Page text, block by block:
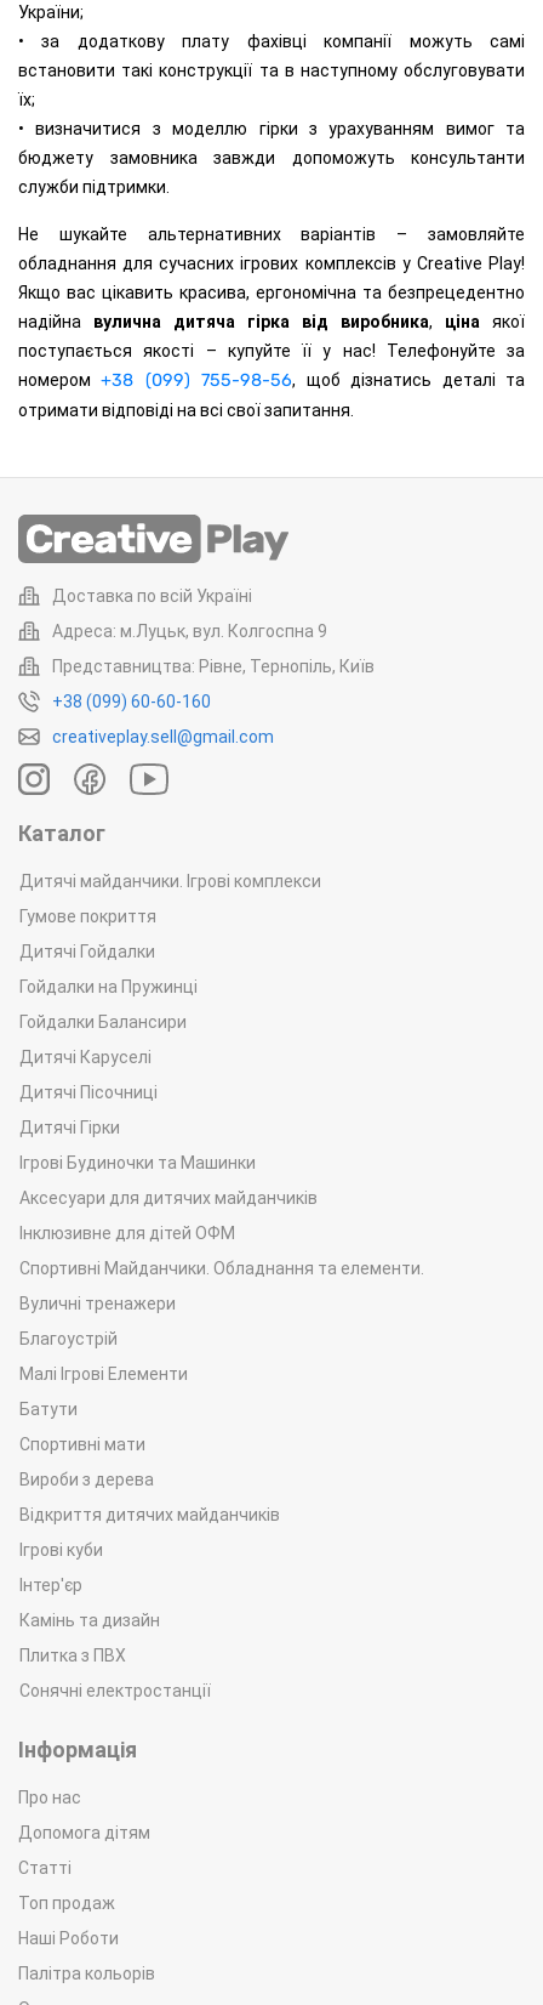
України;
• за додаткову плату фахівці компанії можуть самі
встановити такі конструкції та в наступному обслуговувати
їх;
• визначитися з моделлю гірки з урахуванням вимог та
бюджету замовника завжди допоможуть консультанти
служби підтримки.
Не шукайте альтернативних варіантів – замовляйте
обладнання для сучасних ігрових комплексів у Creative Play!
Якщо вас цікавить красива, ергономічна та безпрецедентно
надійна вулична дитяча гірка від виробника, ціна якої
поступається якості – купуйте її у нас! Телефонуйте за
номером+38 (099) 755-98-56, щоб дізнатись деталі та
отримати відповіді на всі свої запитання.
Доставка по всій Україні
Адреса: м.Луцьк, вул. Колгоспна 9
Представництва: Рівне, Тернопіль, Київ
+38 (099) 60-60-160
creativeplay.sell@gmail.com
Каталог
Дитячі майданчики. Ігрові комплекси
Гумове покриття
Дитячі Гойдалки
Гойдалки на Пружинці
Гойдалки Балансири
Дитячі Каруселі
Дитячі Пісочниці
Дитячі Гірки
Ігрові Будиночки та Машинки
Аксесуари для дитячих майданчиків
Інклюзивне для дітей ОФМ
Спортивні Майданчики. Обладнання та елементи.
Вуличні тренажери
Благоустрій
Малі Ігрові Елементи
Батути
Спортивні мати
Вироби з дерева
Відкриття дитячих майданчиків
Ігрові куби
Інтер'єр
Камінь та дизайн
Плитка з ПВХ
Сонячні електростанції
Інформація
Про нас
Допомога дітям
Статті
Топ продаж
Наші Роботи
Палітра кольорів